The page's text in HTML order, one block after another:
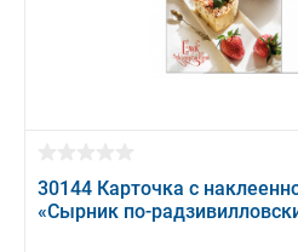
30144 Карточка с
«Сырник по-